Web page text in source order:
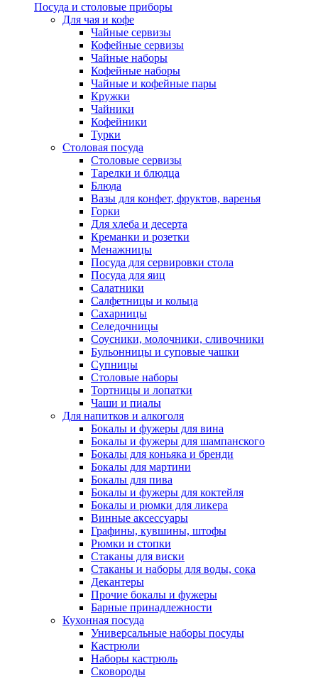
Посуда и столовые приборы
Для чая и кофе
Чайные сервизы
Кофейные сервизы
Чайные наборы
Кофейные наборы
Чайные и кофейные пары
Кружки
Чайники
Кофейники
Турки
Столовая посуда
Столовые сервизы
Тарелки и блюдца
Блюда
Вазы для конфет, фруктов, варенья
Горки
Для хлеба и десерта
Креманки и розетки
Менажницы
Посуда для сервировки стола
Посуда для яиц
Салатники
Салфетницы и кольца
Сахарницы
Селедочницы
Соусники, молочники, сливочники
Бульонницы и суповые чашки
Супницы
Столовые наборы
Тортницы и лопатки
Чаши и пиалы
Для напитков и алкоголя
Бокалы и фужеры для вина
Бокалы и фужеры для шампанского
Бокалы для коньяка и бренди
Бокалы для мартини
Бокалы для пива
Бокалы и фужеры для коктейля
Бокалы и рюмки для ликера
Винные аксессуары
Графины, кувшины, штофы
Рюмки и стопки
Стаканы для виски
Стаканы и наборы для воды, сока
Декантеры
Прочие бокалы и фужеры
Барные принадлежности
Кухонная посуда
Универсальные наборы посуды
Кастрюли
Наборы кастрюль
Сковороды